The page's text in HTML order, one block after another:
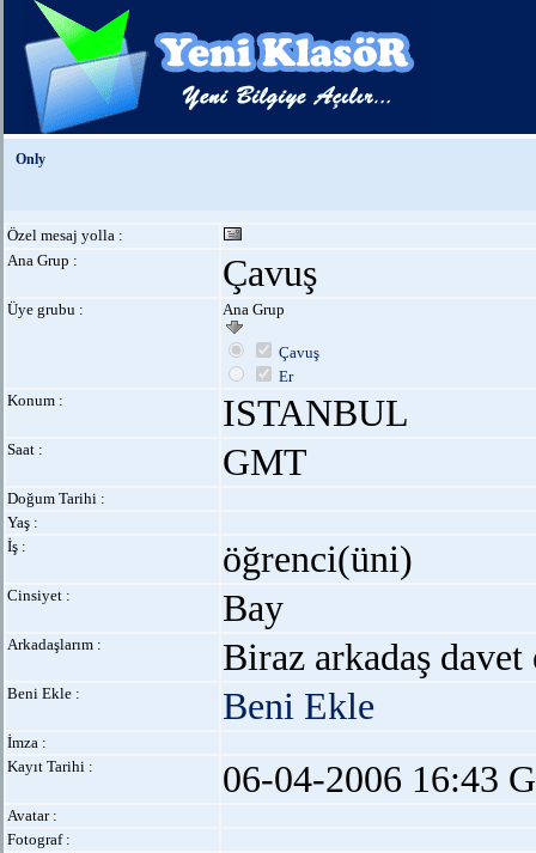
Only
Özel mesaj yolla :
Ana Grup :
Çavuş
Üye grubu : Ana Grup
Çavuş
Er
Konum :
ISTANBUL
Saat : GMT
Doğum Tarihi :
Yaş :
İş :
öğrenci(üni)
Cinsiyet : Bay
Arkadaşlarım : Biraz arkadaş davet
Beni Ekle : Beni Ekle
İmza :
Kayıt Tarihi :
06-04-2006 16:43
Avatar :
Fotograf :